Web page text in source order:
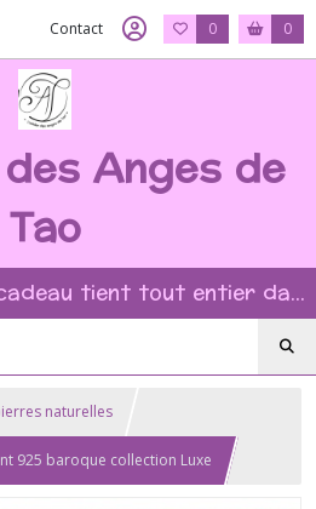
Contact 0 0
Anges de
Tao
Si humble soit-il, un cadeau tient tout entier dans l'intention et la beauté du geste ?
naturelles
925 baroque collection Luxe